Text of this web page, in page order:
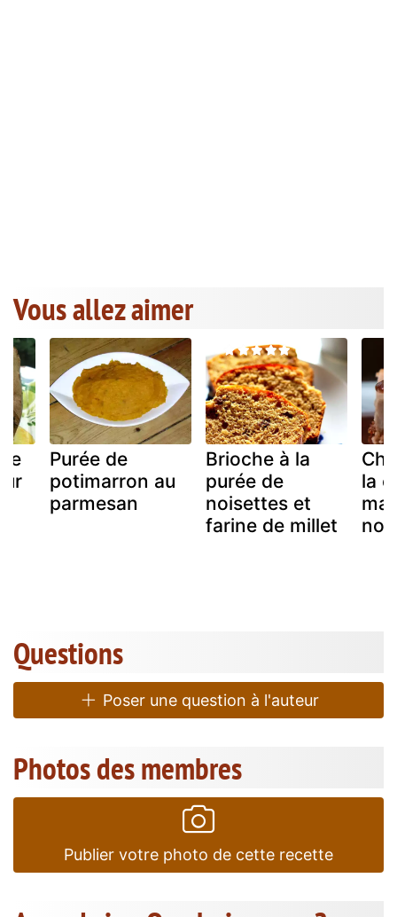
Vous allez aimer
Purée de
potimarron au
parmesan
Brioche à la
purée de
noisettes et
farine de millet
la
Questions
Poser une question à l'auteur
Photos des membres
Publier votre photo de cette recette